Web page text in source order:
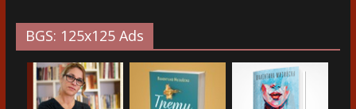
BGS: 125x125 Ads